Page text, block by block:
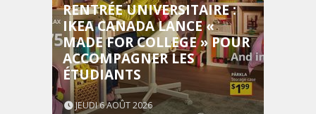
RENTRÉE UNIVERSITAIRE :
IKEA CANADA LANCE «
MADE FOR COLLEGE » POUR
ACCOMPAGNER LES
ÉTUDIANTS
JEUDI 6 AOÛT 2026